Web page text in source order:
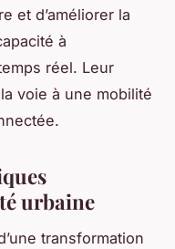
et d’améliorer la
à
réel. Leur
voie à une mobilité
urbaine
transformation